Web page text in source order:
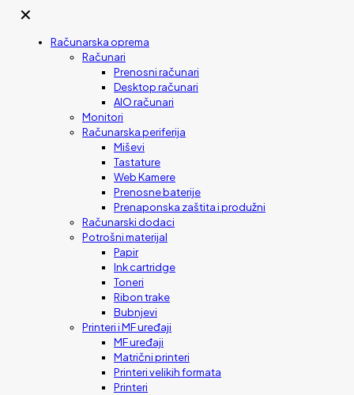
✕
Računarska oprema
Računari
Prenosni računari
Desktop računari
AIO računari
Monitori
Računarska periferija
Miševi
Tastature
Web Kamere
Prenosne baterije
Prenaponska zaštita i produžni
Računarski dodaci
Potrošni materijal
Papir
Ink cartridge
Toneri
Ribon trake
Bubnjevi
Printeri i MF uređaji
MF uređaji
Matrični printeri
Printeri velikih formata
Printeri